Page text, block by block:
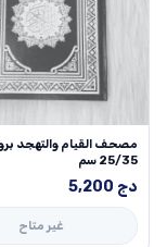
مصحف القيام والتهجد
25/35 سم
5,200 دج
غير متاح